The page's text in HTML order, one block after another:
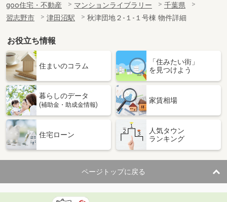
goo住宅・不動産 マンションライブラリー
千葉県
習志野市
津田沼駅 秋津団地２-１-１号棟 物件詳細
お役立ち情報
住まいのコラム
「住みたい街」
を見つけよう
暮らしのデータ
(補助金・助成金情報)
家賃相場
住宅ローン
人気タウン
ランキング
ページトップに戻る